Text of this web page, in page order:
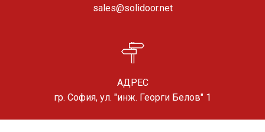
sales@solidoor.net
АДРЕС
гр. София, ул. "инж. Георги Белов" 1